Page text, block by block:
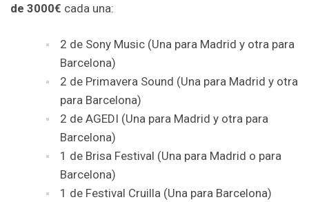
de 3000€ cada una:
2 de Sony Music (Una para Madrid y otra para
Barcelona)
2 de Primavera Sound (Una para Madrid y otra
para Barcelona)
2 de AGEDI (Una para Madrid y otra para
Barcelona)
1 de Brisa Festival (Una para Madrid o para
Barcelona)
1 de Festival Cruilla (Una para Barcelona)